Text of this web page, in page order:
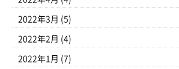
2022年3月 (5)
2022年2月 (4)
2022年1月 (7)